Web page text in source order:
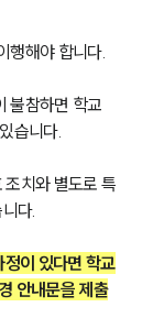
행해야 합니다.
불참하면 학교
습니다.
치와 별도로 특
다.
이 있다면 학교
안내문을 제출